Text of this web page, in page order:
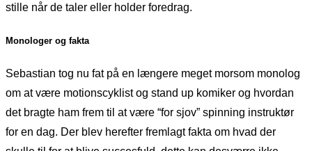
stille når de taler eller holder foredrag.
Monologer og fakta
Sebastian tog nu fat på en længere meget morsom monolog
om at være motionscyklist og stand up komiker og hvordan
det bragte ham frem til at være “for sjov” spinning instruktør
for en dag. Der blev herefter fremlagt fakta om hvad der